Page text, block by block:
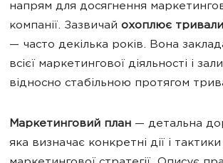
напрям для досягнення
компанії. Зазвичай охоплює
— часто декілька років. Вона
всієї маркетингової діяльності і
відносно стабільною протягом
Маркетинговий план — детальна
яка визначає конкретні дії і тактики